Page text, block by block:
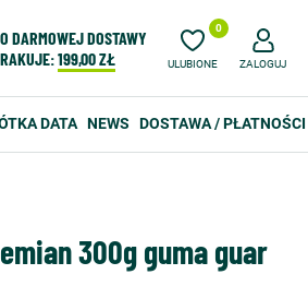
DARMOWEJ DOSTAWY
199,00 ZŁ ULUBIONE
0
ZALOGUJ
DATA NEWS DOSTAWA / PŁATNOŚCI
300g guma guar